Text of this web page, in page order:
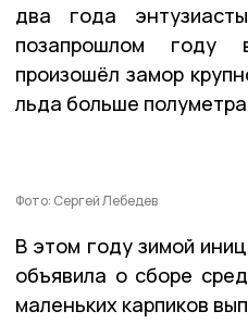
два года
позапрошлом году
произошёл замор
льда больше
Фото: Сергей Лебедев
В этом году зимой
объявила о сборе
маленьких карпиков